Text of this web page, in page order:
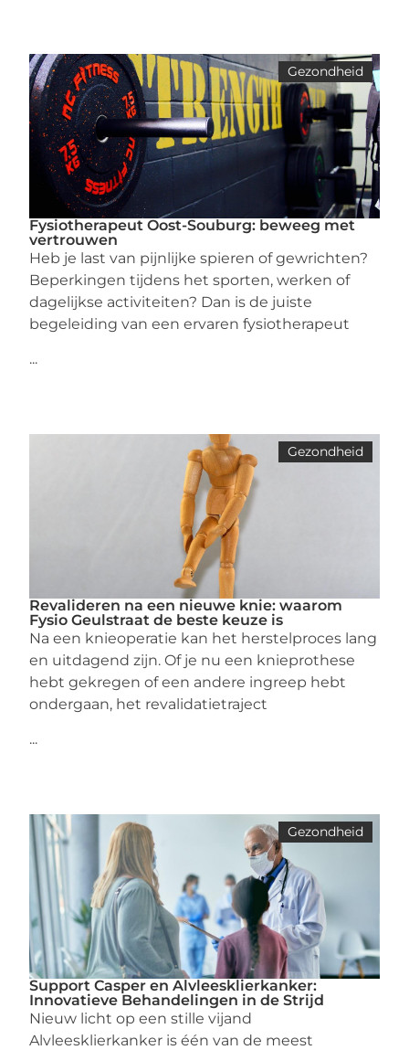
Gezondheid
Fysiotherapeut Oost-Souburg: beweeg met
vertrouwen
Heb je last van pijnlijke spieren of gewrichten?
Beperkingen tijdens het sporten, werken of
dagelijkse activiteiten? Dan is de juiste
begeleiding van een ervaren fysiotherapeut
...
Gezondheid
Revalideren na een nieuwe knie: waarom
Fysio Geulstraat de beste keuze is
Na een knieoperatie kan het herstelproces lang
en uitdagend zijn. Of je nu een knieprothese
hebt gekregen of een andere ingreep hebt
ondergaan, het revalidatietraject
...
Gezondheid
Support Casper en Alvleesklierkanker:
Innovatieve Behandelingen in de Strijd
Nieuw licht op een stille vijand
Alvleesklierkanker is één van de meest